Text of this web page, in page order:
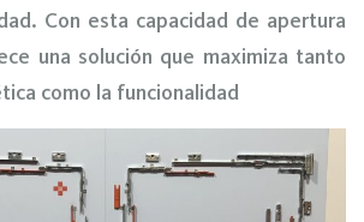
Con esta capacidad de apertura
una solución que maximiza tanto
como la funcionalidad